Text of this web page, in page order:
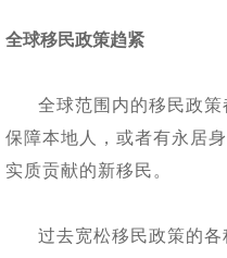
全球移民政策趋紧
全球范围内的移民政
保障本地人，或者有永居
实质贡献的新移民。
过去宽松移民政策的